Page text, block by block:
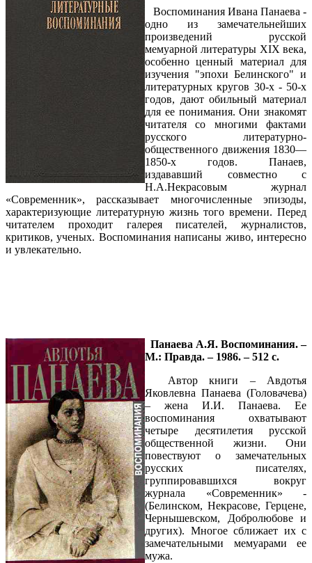
Воспоминания Ивана Панаева -
одно из замечательнейших
произведений русской
мемуарной литературы XIX века,
особенно ценный материал для
изучения "эпохи Белинского" и
литературных кругов 30-х - 50-х
годов, дают обильный материал
для ее понимания. Они знакомят
читателя со многими фактами
русского литературно-
общественного движения 1830—
1850-х годов. Панаев,
издававший совместно с
Н.А.Некрасовым журнал
«Современник», рассказывает многочисленные эпизоды,
характеризующие литературную жизнь того времени. Перед
читателем проходит галерея писателей, журналистов,
критиков, ученых. Воспоминания написаны живо, интересно
и увлекательно.
Панаева А.Я. Воспоминания. –
М.: Правда. – 1986. – 512 с.
Автор книги – Авдотья
Яковлевна Панаева (Головачева)
– жена И.И. Панаева. Ее
воспоминания охватывают
четыре десятилетия русской
общественной жизни. Они
повествуют о замечательных
русских писателях,
группировавшихся вокруг
журнала «Современник» -
(Белинском, Некрасове, Герцене,
Чернышевском, Добролюбове и
других). Многое сближает их с
замечательными мемуарами ее
мужа.